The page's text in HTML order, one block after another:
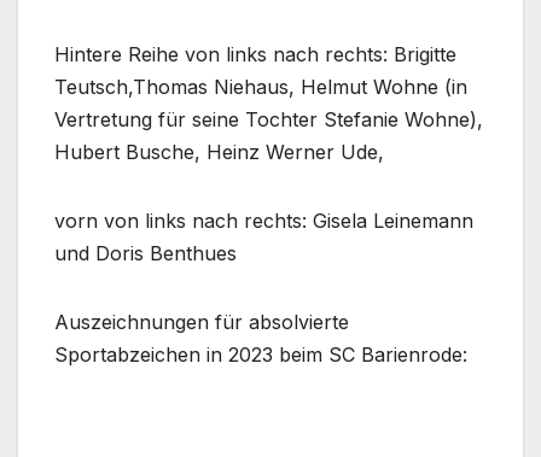
Hintere Reihe von links nach rechts: Brigitte
Teutsch,Thomas Niehaus, Helmut Wohne (in
Vertretung für seine Tochter Stefanie Wohne),
Hubert Busche, Heinz Werner Ude,
vorn von links nach rechts: Gisela Leinemann
und Doris Benthues
Auszeichnungen für absolvierte
Sportabzeichen in 2023 beim SC Barienrode: